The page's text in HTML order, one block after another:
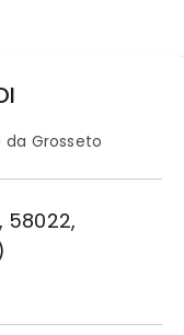
Grosseto
58022,